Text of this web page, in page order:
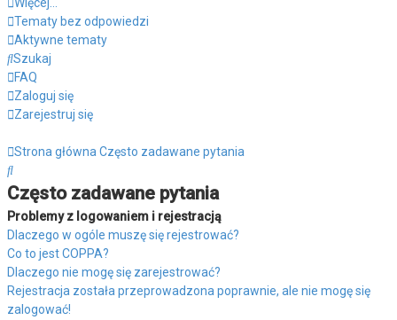
Tematy bez odpowiedzi
Aktywne tematy
Szukaj
FAQ
Zaloguj się
Zarejestruj się
Strona główna Często zadawane pytania
Szukaj
Często zadawane pytania
Problemy z logowaniem i rejestracją
Dlaczego w ogóle muszę się rejestrować?
Co to jest COPPA?
Dlaczego nie mogę się zarejestrować?
Rejestracja została przeprowadzona poprawnie, ale nie mogę się
zalogować!